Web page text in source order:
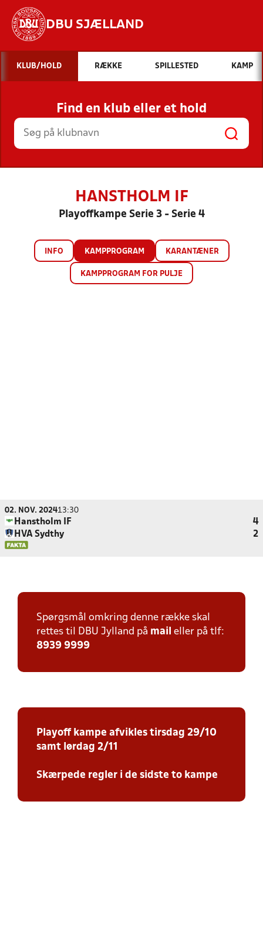
DBU SJÆLLAND
Hvad vil du søge efter?
INDHOLD OG NYHEDER
STILLINGER, RESULTATER, KLUBBER OG
HOLD
KLUB/HOLD RÆKKE SPILLESTED KAMP
Find en klub eller et hold
HANSTHOLM IF
Playoffkampe Serie 3 - Serie 4
INFO KAMPPROGRAM KARANTÆNER
KAMPPROGRAM FOR PULJE
02. NOV. 202413:30
Hanstholm IF
4
HVA Sydthy
2
Spørgsmål omkring denne række skal
rettes til DBU Jylland på mail eller på tlf:
8939 9999
Playoff kampe afvikles tirsdag 29/10
samt lørdag 2/11
Skærpede regler i de sidste to kampe